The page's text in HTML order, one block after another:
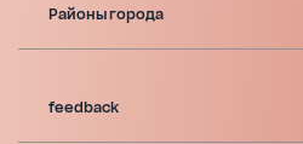
Районы города
feedback